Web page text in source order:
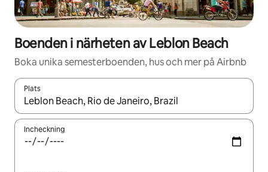
Boenden i närheten av Leblon Beach
Boka unika semesterboenden, hus och mer på Airbnb
Plats
När resultaten är tillgängliga kan du navigera med upp- och
Incheckning